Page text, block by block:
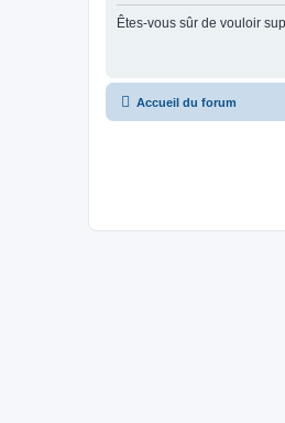
Êtes-vous sûr de vouloir
Accueil du forum